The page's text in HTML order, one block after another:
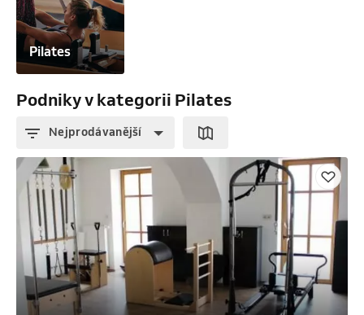
Pilates
Podniky v kategorii Pilates
Nejprodávanější